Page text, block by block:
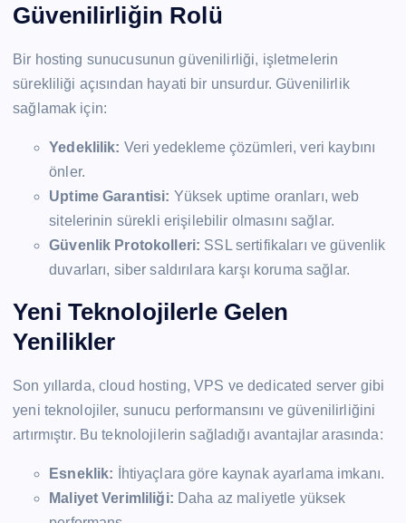
Güvenilirliğin Rolü
Bir hosting sunucusunun güvenilirliği, işletmelerin
sürekliliği açısından hayati bir unsurdur. Güvenilirlik
sağlamak için:
Yedeklilik: Veri yedekleme çözümleri, veri kaybını
önler.
Uptime Garantisi: Yüksek uptime oranları, web
sitelerinin sürekli erişilebilir olmasını sağlar.
Güvenlik Protokolleri: SSL sertifikaları ve güvenlik
duvarları, siber saldırılara karşı koruma sağlar.
Yeni Teknolojilerle Gelen
Yenilikler
Son yıllarda, cloud hosting, VPS ve dedicated server gibi
yeni teknolojiler, sunucu performansını ve güvenilirliğini
artırmıştır. Bu teknolojilerin sağladığı avantajlar arasında:
Esneklik: İhtiyaçlara göre kaynak ayarlama imkanı.
Maliyet Verimliliği: Daha az maliyetle yüksek